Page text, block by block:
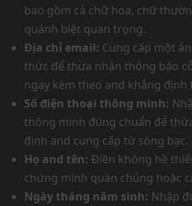
bao gồm cả chữ hoa, chữ
quánh biệt quan trọng.
Địa chỉ email: Cung cấp một
thức để thừa nhận thông báo
ngay kèm theo and khẳng định
Số điện thoại thông minh:
thông minh đúng chuẩn để
định and cung cấp từ sòng bạc.
Họ and tên: Điền không hề
chứng minh quần chúng hoặc
Ngày tháng năm sinh: Nhập